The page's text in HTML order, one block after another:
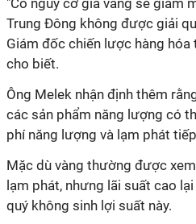
"Có nguy cơ giá vàng sẽ giảm
Trung Đông không được giải
Giám đốc chiến lược hàng hóa
cho biết.
Ông Melek nhận định thêm
các sản phẩm năng lượng có
phí năng lượng và lạm phát
Mặc dù vàng thường được
lạm phát, nhưng lãi suất cao
quý không sinh lợi suất này.